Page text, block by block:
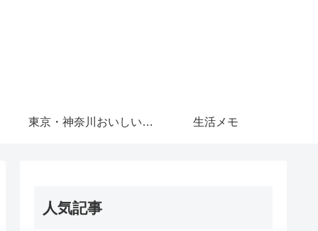
東京・神奈川おいしいもの 生活メモ
人気記事